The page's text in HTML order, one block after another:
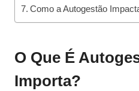
Como a Autogestão
O Que É
Importa?